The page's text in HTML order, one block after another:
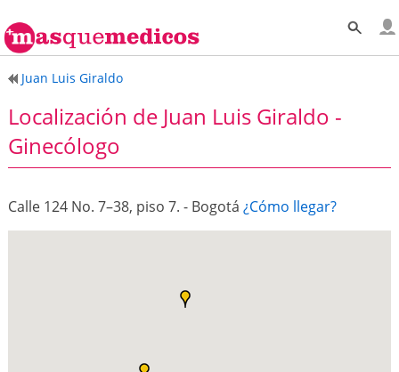
Juan Luis Giraldo
Localización de Juan Luis Giraldo -
Ginecólogo
Calle 124 No. 7–38, piso 7. - Bogotá ¿Cómo llegar?